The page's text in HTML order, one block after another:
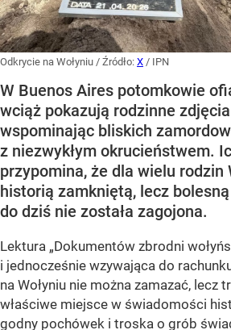
Odkrycie na Wołyniu / Źródło: X / IPN
W Buenos Aires potomkowie
wciąż pokazują rodzinne
wspominając bliskich
z niezwykłym okrucieństwem.
przypomina, że dla wielu rodzin
historią zamkniętą, lecz
do dziś nie została zagojona.
Lektura „Dokumentów zbrodni
i jednocześnie wzywająca do
na Wołyniu nie można zamazać, lecz
właściwe miejsce w świadomości
godny pochówek i troska o grób